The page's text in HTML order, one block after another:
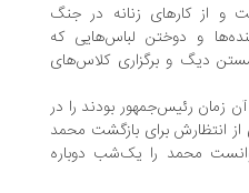
زنانه در جنگ
دوختن لباس‌هایی که
و برگزاری کلاس‌های
رئیس‌جمهور بودند را در
برای بازگشت محمد
را یک‌‌شب دوباره